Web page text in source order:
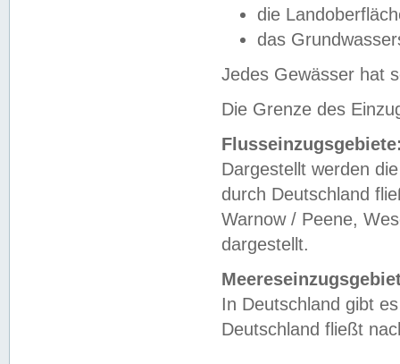
die
das
Jedes Gewässer hat
Die Grenze des
Dargestellt werden
durch Deutschland
Warnow / Peene,
dargestellt.
In Deutschland gibt
Deutschland fließt